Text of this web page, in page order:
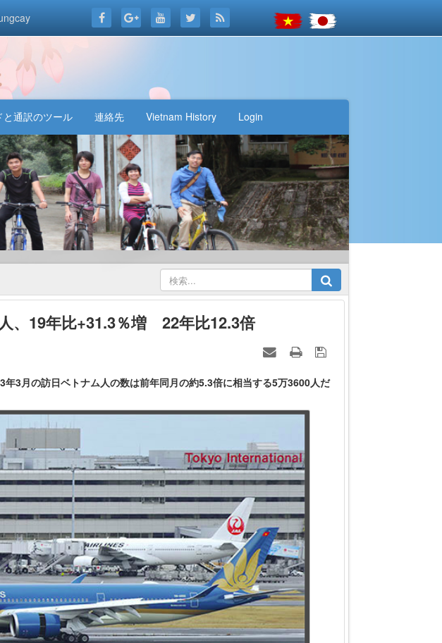
と通訳のツール 連絡先 Vietnam History Login
、19年比+31.3％増 22年比12.3倍
3月の訪日ベトナム人の数は前年同月の約5.3倍に相当する5万3600人だ